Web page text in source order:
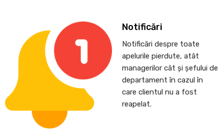
Notificări
Notificări despre toate
apelurile pierdute, atât
managerilor cât și șefului de
departament în cazul în
care clientul nu a fost
reapelat.